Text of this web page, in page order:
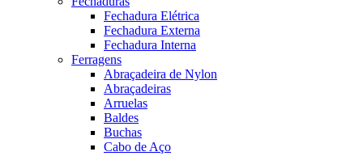
Fechadura Elétrica
Fechadura Externa
Fechadura Interna
Ferragens
Abraçadeira de Nylon
Abraçadeiras
Arruelas
Baldes
Buchas
Cabo de Aço